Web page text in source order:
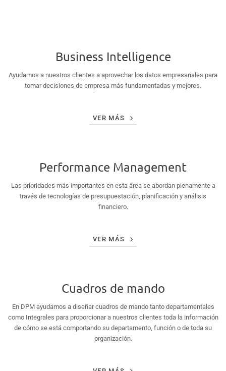
Business Intelligence
Ayudamos a nuestros clientes a aprovechar los datos empresariales para
tomar decisiones de empresa más fundamentadas y mejores.
VER MÁS
Performance Management
Las prioridades más importantes en esta área se abordan plenamente a
través de tecnologías de presupuestación, planificación y análisis
financiero.
VER MÁS
Cuadros de mando
En DPM ayudamos a diseñar cuadros de mando tanto departamentales
como Integrales para proporcionar a nuestros clientes toda la información
de cómo se está comportando su departamento, función o de toda su
organización.